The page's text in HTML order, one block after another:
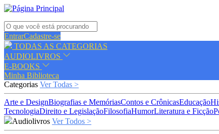
EntrarCadastre-se
TODAS AS CATEGORIAS
AUDIOLIVROS
E-BOOKS
Minha Biblioteca
Categorias Ver Todas >
Arte e DesignBiografias e MemóriasContos e CrônicasEducação
TecnologiaDireito e LegislaçãoFilosofiaHumorLiteratura e Ficção
Audiolivros Ver Todos >